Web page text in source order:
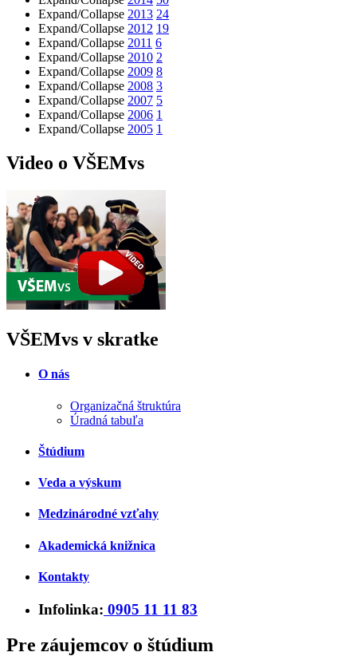
Expand/Collapse 2013 24
Expand/Collapse 2012 19
Expand/Collapse 2011 6
Expand/Collapse 2010 2
Expand/Collapse 2009 8
Expand/Collapse 2008 3
Expand/Collapse 2007 5
Expand/Collapse 2006 1
Expand/Collapse 2005 1
Video o VŠEMvs
VŠEMvs v skratke
O nás
Organizačná štruktúra
Úradná tabuľa
Štúdium
Veda a výskum
Medzinárodné vzťahy
Akademická knižnica
Kontakty
Infolinka: 0905 11 11 83
Pre záujemcov o štúdium